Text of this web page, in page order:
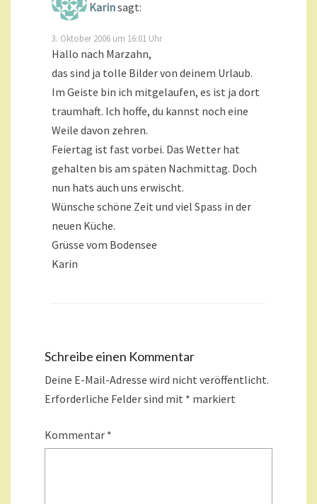
Karinsagt:
3. Oktober 2006 um 16:01 Uhr
Hallo nach Marzahn,
das sind ja tolle Bilder von deinem Urlaub.
Im Geiste bin ich mitgelaufen, es ist ja dort
traumhaft. Ich hoffe, du kannst noch eine
Weile davon zehren.
Feiertag ist fast vorbei. Das Wetter hat
gehalten bis am späten Nachmittag. Doch
nun hats auch uns erwischt.
Wünsche schöne Zeit und viel Spass in der
neuen Küche.
Grüsse vom Bodensee
Karin
Schreibe einen Kommentar
Deine E-Mail-Adresse wird nicht veröffentlicht.
Erforderliche Felder sind mit * markiert
Kommentar *